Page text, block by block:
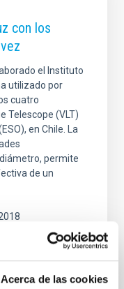
Acerca de las cookies
con los
el Instituto
utilizado por
cuatro
Telescope (VLT)
en Chile. La
permite
de un